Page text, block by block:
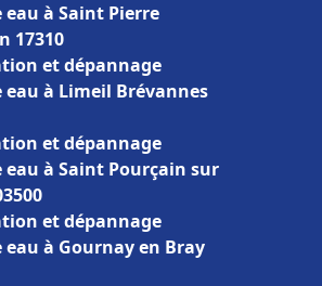
à Saint Pierre
17310
et dépannage
à Limeil Brévannes
et dépannage
eau à Saint Pourçain sur
et dépannage
à Gournay en Bray